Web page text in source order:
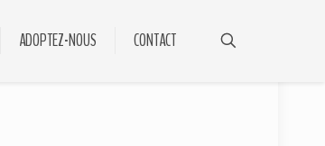
ADOPTEZ-NOUS CONTACT